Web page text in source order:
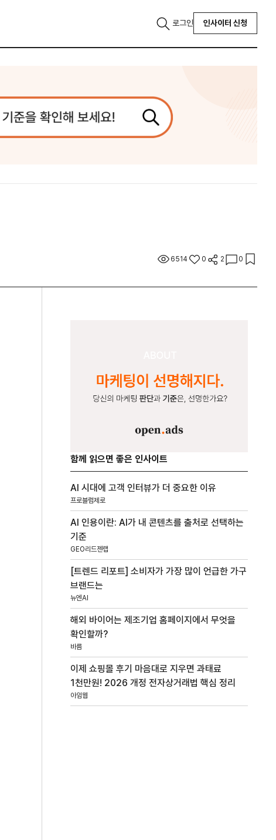
로그인 인사이터 신청
6514 0 2 0
함께 읽으면 좋은 인사이트
AI 시대에 고객 인터뷰가 더 중요한 이유
프로블럼제로
AI 인용이란: AI가 내 콘텐츠를 출처로 선택하는
기준
GEO리드젠랩
[트렌드 리포트] 소비자가 가장 많이 언급한 가구
브랜드는
뉴엔AI
해외 바이어는 제조기업 홈페이지에서 무엇을
확인할까?
바름
이제 쇼핑몰 후기 마음대로 지우면 과태료
1천만원! 2026 개정 전자상거래법 핵심 정리
아임웹